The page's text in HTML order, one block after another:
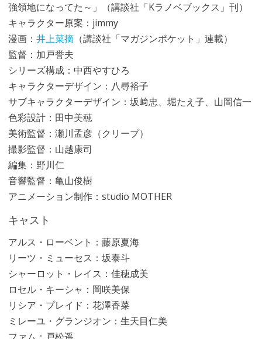
強領地になってた～」（講談社「Kラノベブックス」刊）
キャラクター原案：jimmy
漫画： 井上菜摘（講談社「マガジンポケット」連載）
監督：加戸誉夫
シリーズ構成：中西やすひろ
キャラクターデザイン：八尋裕子
サブキャラクターデザイン：坂﨑忠、堀たえ子、山岡信一
色彩設計：田中美穂
美術監督：瀬川孟彦（クリープ）
撮影監督：山越康司
編集：野川仁
音響監督：亀山俊樹
アニメーション制作：studio MOTHER
キャスト
アルス・ローベント：藤原夏海
リーツ・ミューセス：坂泰斗
シャーロット・レイス：佳穂成美
ロセル・キーシャ：岡咲美保
リシア・プレイド：花澤香菜
ミレーユ・グランジオン：生天目仁美